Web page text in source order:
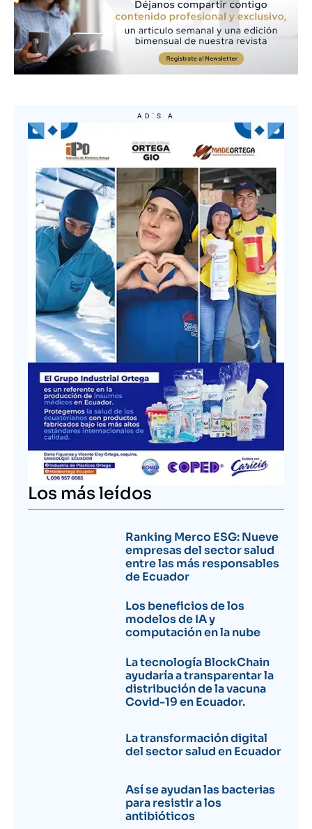
AD'S A
Los más leídos
Ranking Merco ESG: Nueve
empresas del sector salud
entre las más responsables
de Ecuador
Los beneficios de los
modelos de IA y
computación en la nube
La tecnología BlockChain
ayudaría a transparentar la
distribución de la vacuna
Covid-19 en Ecuador.
La transformación digital
del sector salud en Ecuador
Así se ayudan las bacterias
para resistir a los
antibióticos